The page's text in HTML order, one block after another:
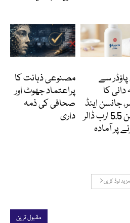
پاؤڈر سے
کا
جانسن اینڈ
جانسن 5.5 ارب ڈالر
پر آمادہ
مصنوعی ذہانت کا
پراعتماد جھوٹ اور
صحافی کی ذمہ
داری
مزید لوڈ کریں
مقبول ترین